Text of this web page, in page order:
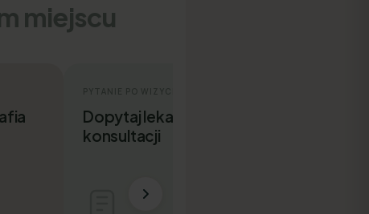
miejscu
Dopytaj lekarza po
konsultacji